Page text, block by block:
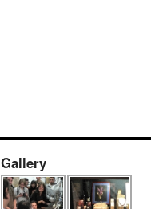
Gallery